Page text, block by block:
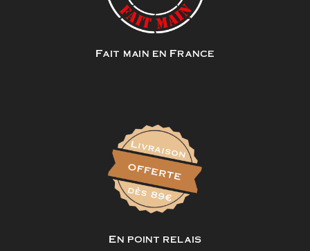
Fait main en France
En point relais